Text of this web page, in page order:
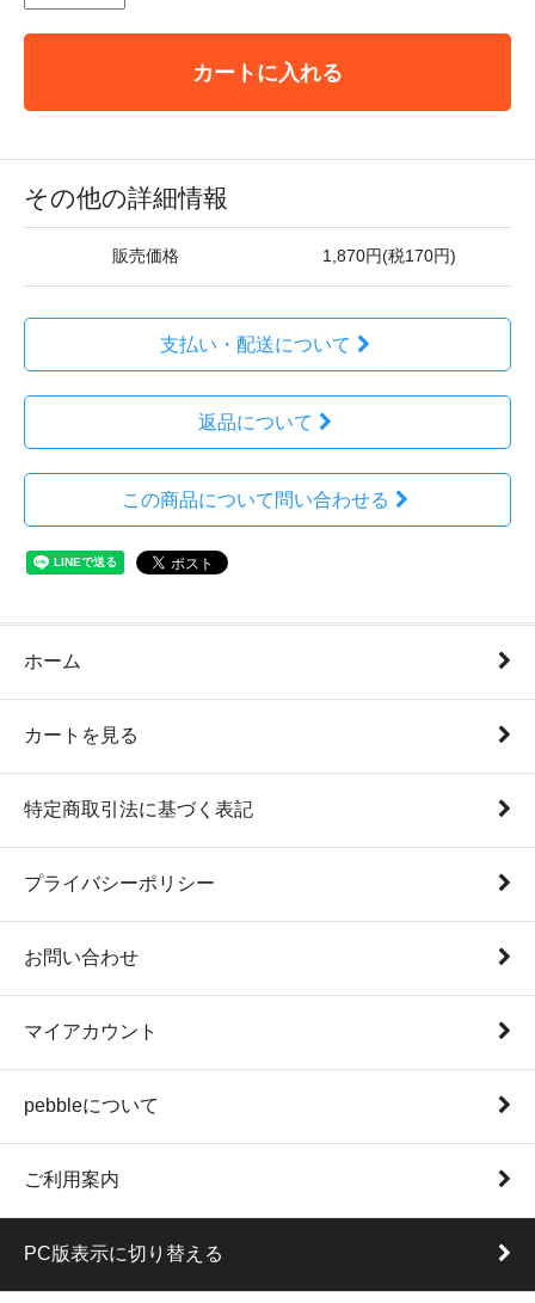
カートに入れる
その他の詳細情報
販売価格 1,870円(税170円)
支払い・配送について
返品について
この商品について問い合わせる
ホーム
カートを見る
特定商取引法に基づく表記
プライバシーポリシー
お問い合わせ
マイアカウント
pebbleについて
ご利用案内
PC版表示に切り替える